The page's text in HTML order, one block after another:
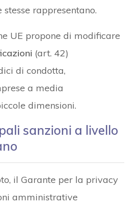
rappresentano.
UE propone di modificare
(art. 42)
di condotta,
a media
dimensioni.
sanzioni a livello
il Garante per la privacy
amministrative